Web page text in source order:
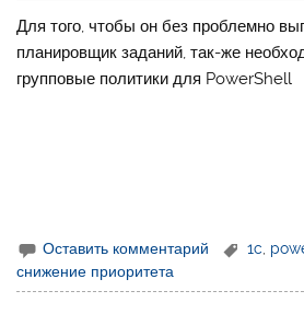
Для того, чтобы он без проблемно
планировщик заданий, так-же
групповые политики для PowerShell
Оставить комментарий 1c
снижение приоритета